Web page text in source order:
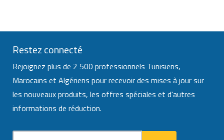
Restez connecté
Rejoignez plus de 2 500 professionnels Tunisiens,
Marocains et Algériens pour recevoir des mises à jour sur
les nouveaux produits, les offres spéciales et d'autres
informations de réduction.